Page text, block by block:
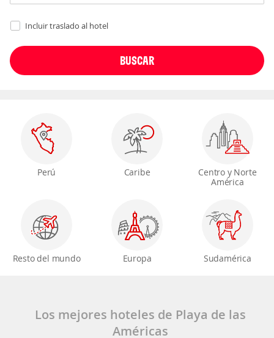
Incluir traslado al hotel
Perú Caribe
Centro y Norte
América
Resto del mundo Europa Sudamérica
Los mejores hoteles de Playa de las
Américas